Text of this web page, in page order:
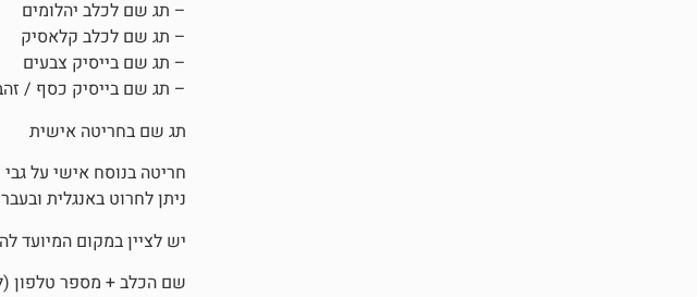
– תג שם לכלב יהלומים
– תג שם לכלב קלאסיק
– תג שם בייסיק צבעים
– תג שם בייסיק כסף /
תג שם בחריטה אישית
חריטה בנוסח אישי על
ניתן לחרוט באנגלית
יש לציין במקום המיועד
שם הכלב + מספר טלפון